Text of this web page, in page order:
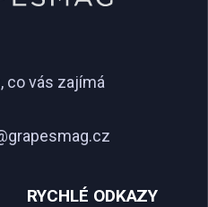
co vás zajímá
RYCHLÉ ODKAZY